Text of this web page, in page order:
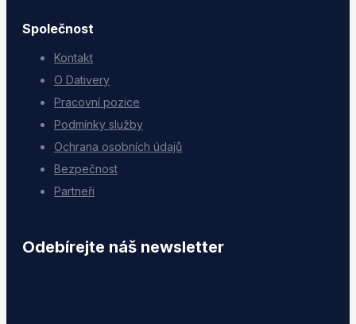
Společnost
Kontakt
O Dativery
Pracovní pozice
Podmínky služby
Ochrana osobních údajů
Bezpečnost
Partneři
Odebírejte náš newsletter